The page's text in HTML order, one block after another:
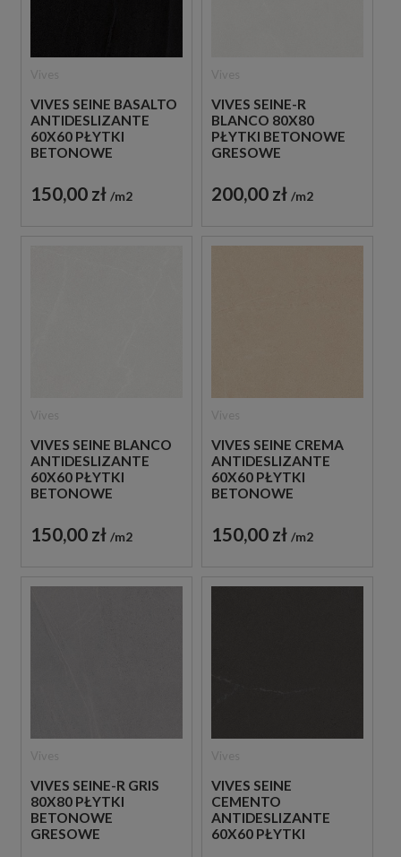
VIVES SEINE BASALTO
ANTIDESLIZANTE
60X60 PŁYTKI
BETONOWE
150,00 zł m2
VIVES SEINE-R
BLANCO 80X80
PŁYTKI BETONOWE
GRESOWE
200,00 zł m2
VIVES SEINE BLANCO
ANTIDESLIZANTE
60X60 PŁYTKI
BETONOWE
150,00 zł m2
VIVES SEINE CREMA
ANTIDESLIZANTE
60X60 PŁYTKI
BETONOWE
150,00 zł m2
VIVES SEINE-R GRIS
80X80 PŁYTKI
BETONOWE
GRESOWE
VIVES SEINE
CEMENTO
ANTIDESLIZANTE
60X60 PŁYTKI